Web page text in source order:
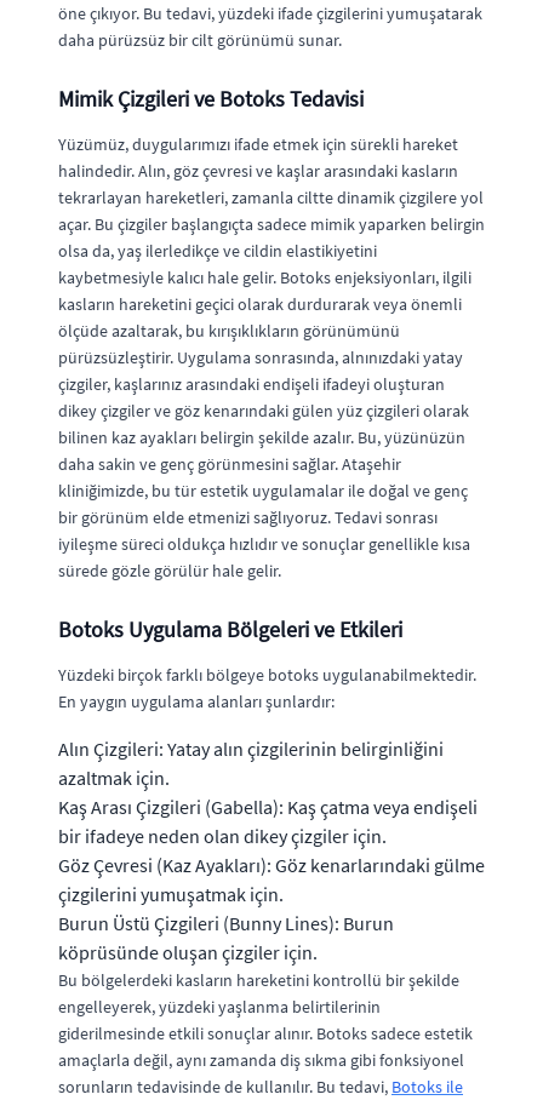
öne çıkıyor. Bu tedavi, yüzdeki ifade çizgilerini yumuşatarak
daha pürüzsüz bir cilt görünümü sunar.
Mimik Çizgileri ve Botoks Tedavisi
Yüzümüz, duygularımızı ifade etmek için sürekli hareket
halindedir. Alın, göz çevresi ve kaşlar arasındaki kasların
tekrarlayan hareketleri, zamanla ciltte dinamik çizgilere yol
açar. Bu çizgiler başlangıçta sadece mimik yaparken belirgin
olsa da, yaş ilerledikçe ve cildin elastikiyetini
kaybetmesiyle kalıcı hale gelir. Botoks enjeksiyonları, ilgili
kasların hareketini geçici olarak durdurarak veya önemli
ölçüde azaltarak, bu kırışıklıkların görünümünü
pürüzsüzleştirir. Uygulama sonrasında, alnınızdaki yatay
çizgiler, kaşlarınız arasındaki endişeli ifadeyi oluşturan
dikey çizgiler ve göz kenarındaki gülen yüz çizgileri olarak
bilinen kaz ayakları belirgin şekilde azalır. Bu, yüzünüzün
daha sakin ve genç görünmesini sağlar. Ataşehir
kliniğimizde, bu tür estetik uygulamalar ile doğal ve genç
bir görünüm elde etmenizi sağlıyoruz. Tedavi sonrası
iyileşme süreci oldukça hızlıdır ve sonuçlar genellikle kısa
sürede gözle görülür hale gelir.
Botoks Uygulama Bölgeleri ve Etkileri
Yüzdeki birçok farklı bölgeye botoks uygulanabilmektedir.
En yaygın uygulama alanları şunlardır:
Alın Çizgileri: Yatay alın çizgilerinin belirginliğini
azaltmak için.
Kaş Arası Çizgileri (Gabella): Kaş çatma veya endişeli
bir ifadeye neden olan dikey çizgiler için.
Göz Çevresi (Kaz Ayakları): Göz kenarlarındaki gülme
çizgilerini yumuşatmak için.
Burun Üstü Çizgileri (Bunny Lines): Burun
köprüsünde oluşan çizgiler için.
Bu bölgelerdeki kasların hareketini kontrollü bir şekilde
engelleyerek, yüzdeki yaşlanma belirtilerinin
giderilmesinde etkili sonuçlar alınır. Botoks sadece estetik
amaçlarla değil, aynı zamanda diş sıkma gibi fonksiyonel
sorunların tedavisinde de kullanılır. Bu tedavi, Botoks ile